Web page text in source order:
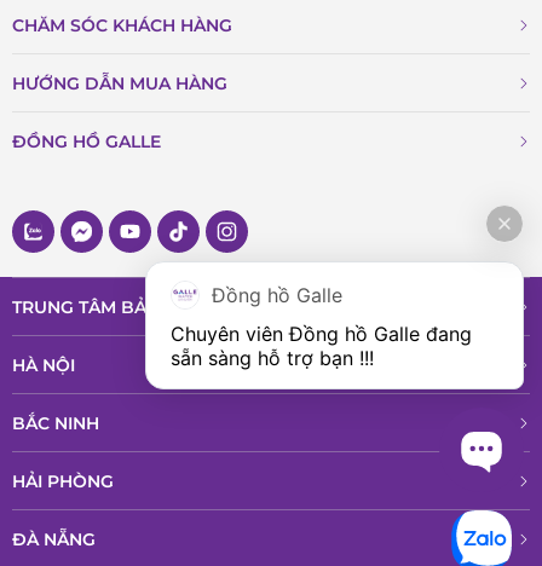
CHĂM SÓC KHÁCH HÀNG
HƯỚNG DẪN MUA HÀNG
ĐỒNG HỒ GALLE
TRUNG TÂM BẢO HÀNH VÀ DỊCH VỤ
HÀ NỘI
BẮC NINH
HẢI PHÒNG
ĐÀ NẴNG
Đồng hồ Galle
Chuyên viên Đồng hồ Galle đang
sẵn sàng hỗ trợ bạn !!!